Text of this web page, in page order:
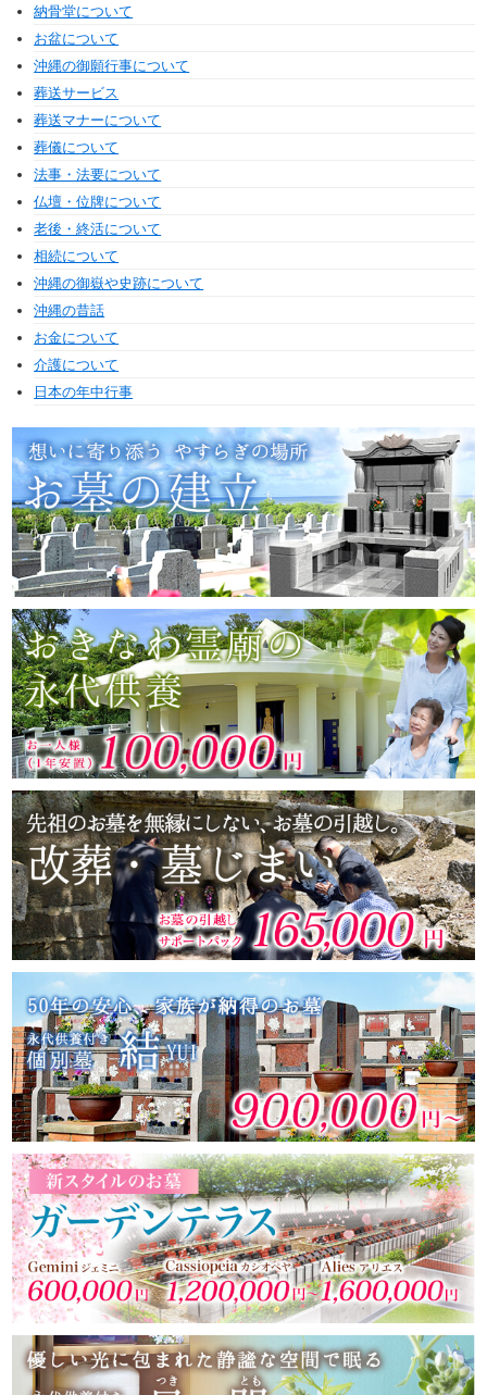
納骨堂について
お盆について
沖縄の御願行事について
葬送サービス
葬送マナーについて
葬儀について
法事・法要について
仏壇・位牌について
老後・終活について
相続について
沖縄の御嶽や史跡について
沖縄の昔話
お金について
介護について
日本の年中行事